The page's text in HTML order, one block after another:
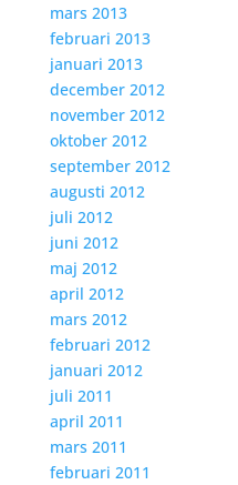
mars 2013
februari 2013
januari 2013
december 2012
november 2012
oktober 2012
september 2012
augusti 2012
juli 2012
juni 2012
maj 2012
april 2012
mars 2012
februari 2012
januari 2012
juli 2011
april 2011
mars 2011
februari 2011